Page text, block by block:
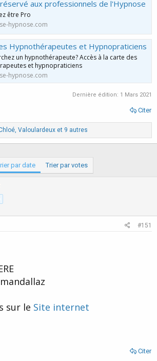
aux professionnels de l'Hypnose
être Pro
hypnose.com
Hypnothérapeutes et Hypnopraticiens
un hypnothérapeute? Accès à la carte des
et hypnopraticiens
hypnose.com
Dernière édition: 1 Mars 2021
Citer
Valoulardeux et 9 autres
par date Trier par votes
#151
sur le Site internet
Citer